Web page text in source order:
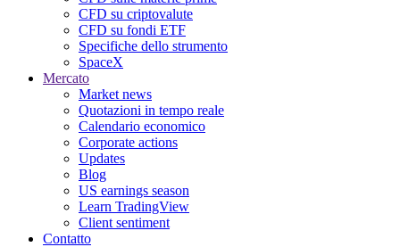
CFD su criptovalute
CFD su fondi ETF
Specifiche dello strumento
SpaceX
Mercato
Market news
Quotazioni in tempo reale
Calendario economico
Corporate actions
Updates
Blog
US earnings season
Learn TradingView
Client sentiment
Contatto